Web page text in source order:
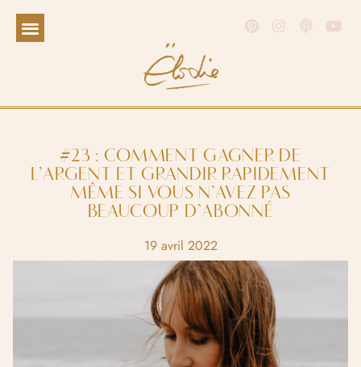
#23 : COMMENT GAGNER DE
L’ARGENT ET GRANDIR RAPIDEMENT
MÊME SI VOUS N’AVEZ PAS
BEAUCOUP D’ABONNÉ
19 avril 2022